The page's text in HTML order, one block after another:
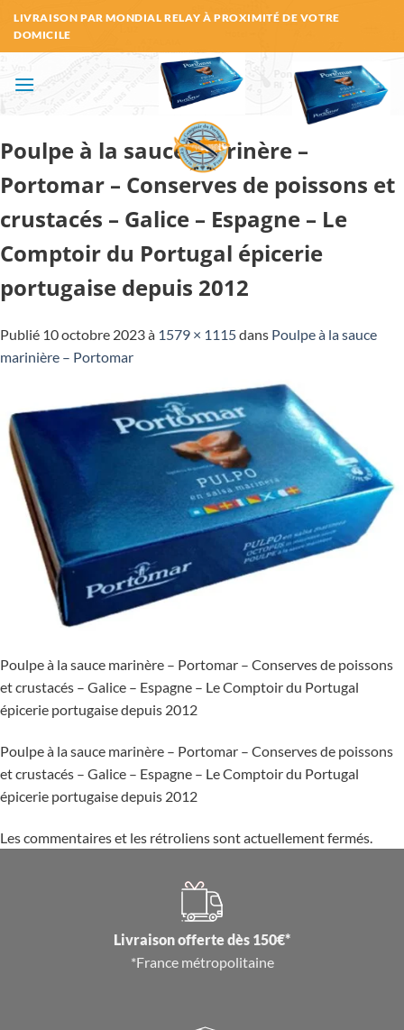
Passer
au
contenu
LIVRAISON PAR MONDIAL RELAY À PROXIMITÉ DE VOTRE
DOMICILE
Poulpe à la sauce marinère –
Portomar – Conserves de poissons et
crustacés – Galice – Espagne – Le
Comptoir du Portugal épicerie
portugaise depuis 2012
Publié 10 octobre 2023à 1579 × 1115dans Poulpe à la sauce
marinière – Portomar
Poulpe à la sauce marinère – Portomar – Conserves de poissons
et crustacés – Galice – Espagne – Le Comptoir du Portugal
épicerie portugaise depuis 2012
Poulpe à la sauce marinère – Portomar – Conserves de poissons
et crustacés – Galice – Espagne – Le Comptoir du Portugal
épicerie portugaise depuis 2012
Les commentaires et les rétroliens sont actuellement fermés.
Livraison offerte dès 150€*
*France métropolitaine